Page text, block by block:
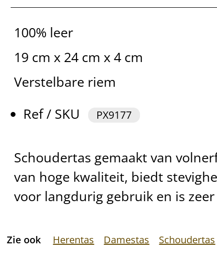
100% leer
19 cm x 24 cm x 4 cm
Verstelbare riem
Ref / SKU
PX9177
Schoudertas gemaakt van
van hoge kwaliteit, biedt
voor langdurig gebruik en is
Zie ook Herentas Damestas Schoudertas